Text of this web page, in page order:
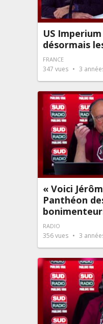
US
désormais
FRANCE
347 vues 3
« Voici
Panthéon
RADIO
356vues 3